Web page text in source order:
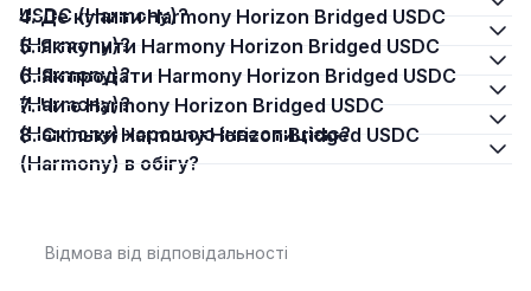
USDC (Harmony)?
4. Де купити Harmony Horizon Bridged USDC
(Harmony)?
5. Як купити Harmony Horizon Bridged USDC
(Harmony)?
6. Як продати Harmony Horizon Bridged USDC
(Harmony)?
7. Чи є Harmony Horizon Bridged USDC
(Harmony) хорошою інвестицією?
8. Скільки Harmony Horizon Bridged USDC
(Harmony) в обігу?
Відмова від відповідальності